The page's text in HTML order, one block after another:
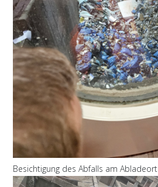
Besichtigung des Abfalls am Abladeort